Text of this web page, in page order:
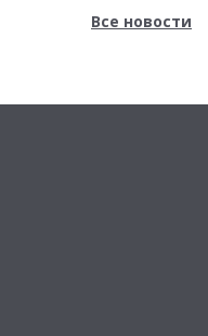
Все новости